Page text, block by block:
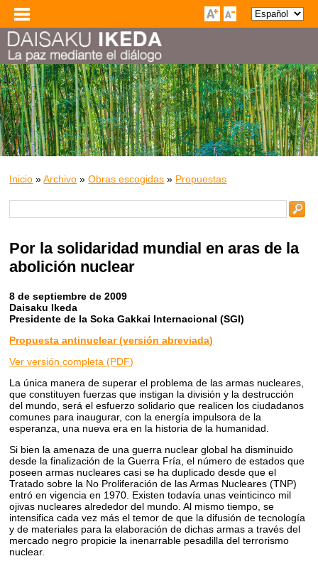
Inicio »Archivo »Obras escogidas » Propuestas
Por la solidaridad mundial en aras de la
abolición nuclear
8 de septiembre de 2009
Daisaku Ikeda
Presidente de la Soka Gakkai Internacional (SGI)
Propuesta antinuclear (versión abreviada)
Ver versión completa (PDF)
La única manera de superar el problema de las armas nucleares,
que constituyen fuerzas que instigan la división y la destrucción
del mundo, será el esfuerzo solidario que realicen los ciudadanos
comunes para inaugurar, con la energía impulsora de la
esperanza, una nueva era en la historia de la humanidad.
Si bien la amenaza de una guerra nuclear global ha disminuido
desde la finalización de la Guerra Fría, el número de estados que
poseen armas nucleares casi se ha duplicado desde que el
Tratado sobre la No Proliferación de las Armas Nucleares (TNP)
entró en vigencia en 1970. Existen todavía unas veinticinco mil
ojivas nucleares alrededor del mundo. Al mismo tiempo, se
intensifica cada vez más el temor de que la difusión de tecnología
y de materiales para la elaboración de dichas armas a través del
mercado negro propicie la inenarrable pesadilla del terrorismo
nuclear.